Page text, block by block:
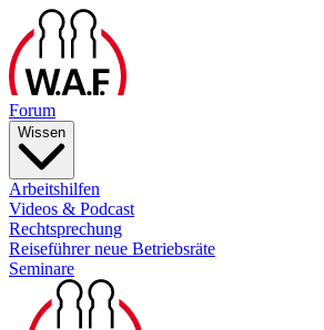
Forum
Wissen
Arbeitshilfen
Videos & Podcast
Rechtsprechung
Reiseführer neue Betriebsräte
Seminare